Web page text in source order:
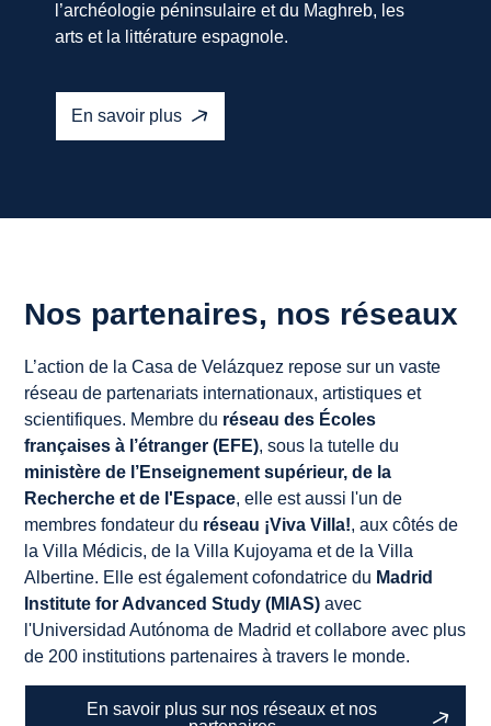
l’archéologie péninsulaire et du Maghreb, les
arts et la littérature espagnole.
En savoir plus
Nos partenaires, nos réseaux
L’action de la Casa de Velázquez repose sur un vaste
réseau de partenariats internationaux, artistiques et
scientifiques. Membre du réseau des Écoles
françaises à l’étranger (EFE), sous la tutelle du
ministère de l’Enseignement supérieur, de la
Recherche et de l'Espace, elle est aussi l'un de
membres fondateur du réseau ¡Viva Villa!, aux côtés de
la Villa Médicis, de la Villa Kujoyama et de la Villa
Albertine. Elle est également cofondatrice du Madrid
Institute for Advanced Study (MIAS) avec
l'Universidad Autónoma de Madrid et collabore avec plus
de 200 institutions partenaires à travers le monde.
En savoir plus sur nos réseaux et nos